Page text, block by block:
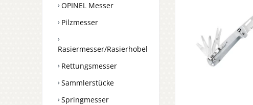
OPINEL Messer
Pilzmesser
Rasiermesser/Rasierhobel
Rettungsmesser
Sammlerstücke
Springmesser